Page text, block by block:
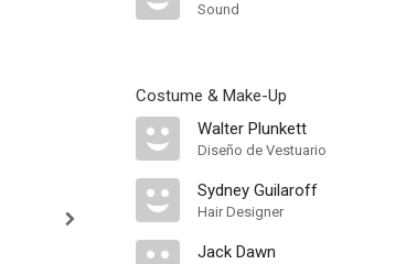
Sound
Costume & Make-Up
Walter Plunkett
Diseño de Vestuario
Sydney Guilaroff
Hair Designer
Jack Dawn